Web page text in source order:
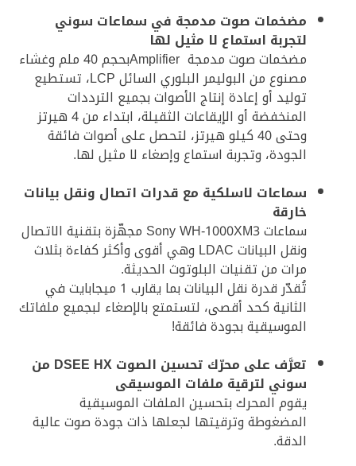
مضخمات صوت مدمجة في سماعات سوني
لتجربة استماع لا مثيل لها
مضخمات صوت مدمجة Amplifierبحجم 40 ملم وغشاء
مصنوع من البوليمر البلوري السائل LCP، تستطيع
توليد أو إعادة إنتاج الأصوات بجميع الترددات
المنخفضة أو الإيقاعات الثقيلة، ابتداء من 4 هيرتز
وحتى 40 كيلو هيرتز، لتحصل على أصوات فائقة
الجودة، وتجربة استماع وإصغاء لا مثيل لها.
سماعات لاسلكية مع قدرات اتصال ونقل بيانات
خارقة
سماعات Sony WH-1000XM3 مجهّزة بتقنية الاتصال
ونقل البيانات LDAC وهي أقوى وأكثر كفاءة بثلاث
مرات من تقنيات البلوتوث الحديثة.
تُقدّر قدرة نقل البيانات بما يقارب 1 ميجابايت في
الثانية كحد أقصى، لتستمتع بالإصغاء لبجميع ملفاتك
الموسيقية بجودة فائقة!
تعرَّف على محرّك تحسين الصوت DSEE HX من
سوني لترقية ملفات الموسيقى
يقوم المحرك بتحسين الملفات الموسيقية
المضغوطة وترقيتها لجعلها ذات جودة صوت عالية
الدقة.